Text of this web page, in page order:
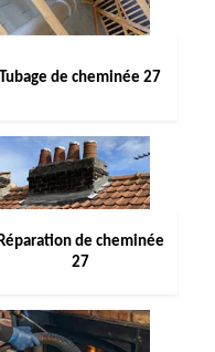
Tubage de cheminée 27
Réparation de cheminée
27